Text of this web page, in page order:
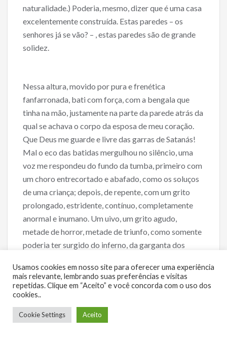
naturalidade.) Poderia, mesmo, dizer que é uma casa
excelentemente construída. Estas paredes – os
senhores já se vão? – , estas paredes são de grande
solidez.
Nessa altura, movido por pura e frenética
fanfarronada, bati com força, com a bengala que
tinha na mão, justamente na parte da parede atrás da
qual se achava o corpo da esposa de meu coração.
Que Deus me guarde e livre das garras de Satanás!
Mal o eco das batidas mergulhou no silêncio, uma
voz me respondeu do fundo da tumba, primeiro com
um choro entrecortado e abafado, como os soluços
de uma criança; depois, de repente, com um grito
prolongado, estridente, contínuo, completamente
anormal e inumano. Um uivo, um grito agudo,
metade de horror, metade de triunfo, como somente
poderia ter surgido do inferno, da garganta dos
exultantes com a sua condenação.
Quanto aos meus pensamentos, é loucura falar.
Sentindo-me desfalecer, cambaleei até à parede
Usamos cookies em nosso site para oferecer uma experiência
mais relevante, lembrando suas preferências e visitas
repetidas. Clique em “Aceito” e você concorda com o uso dos
cookies..
Cookie Settings Aceito